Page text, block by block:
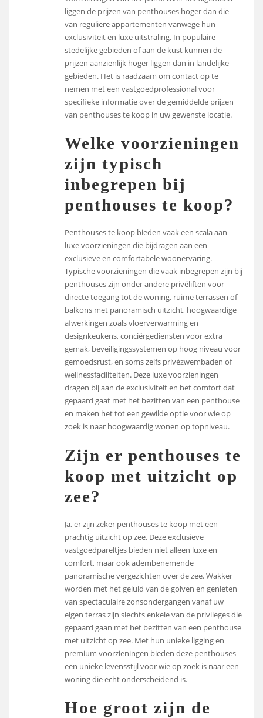
liggen de prijzen van penthouses hoger dan die
van reguliere appartementen vanwege hun
exclusiviteit en luxe uitstraling. In populaire
stedelijke gebieden of aan de kust kunnen de
prijzen aanzienlijk hoger liggen dan in landelijke
gebieden. Het is raadzaam om contact op te
nemen met een vastgoedprofessional voor
specifieke informatie over de gemiddelde prijzen
van penthouses te koop in uw gewenste locatie.
Welke voorzieningen
zijn typisch
inbegrepen bij
penthouses te koop?
Penthouses te koop bieden vaak een scala aan
luxe voorzieningen die bijdragen aan een
exclusieve en comfortabele woonervaring.
Typische voorzieningen die vaak inbegrepen zijn bij
penthouses zijn onder andere privéliften voor
directe toegang tot de woning, ruime terrassen of
balkons met panoramisch uitzicht, hoogwaardige
afwerkingen zoals vloerverwarming en
designkeukens, conciërgediensten voor extra
gemak, beveiligingssystemen op hoog niveau voor
gemoedsrust, en soms zelfs privézwembaden of
wellnessfaciliteiten. Deze luxe voorzieningen
dragen bij aan de exclusiviteit en het comfort dat
gepaard gaat met het bezitten van een penthouse
en maken het tot een gewilde optie voor wie op
zoek is naar hoogwaardig wonen op topniveau.
Zijn er penthouses te
koop met uitzicht op
zee?
Ja, er zijn zeker penthouses te koop met een
prachtig uitzicht op zee. Deze exclusieve
vastgoedpareltjes bieden niet alleen luxe en
comfort, maar ook adembenemende
panoramische vergezichten over de zee. Wakker
worden met het geluid van de golven en genieten
van spectaculaire zonsondergangen vanaf uw
eigen terras zijn slechts enkele van de privileges die
gepaard gaan met het bezitten van een penthouse
met uitzicht op zee. Met hun unieke ligging en
premium voorzieningen bieden deze penthouses
een unieke levensstijl voor wie op zoek is naar een
woning die echt onderscheidend is.
Hoe groot zijn de